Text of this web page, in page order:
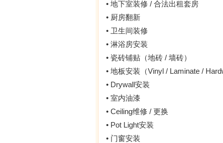
• 地下室装修 / 合法出租套房
• 厨房翻新
• 卫生间装修
• 淋浴房安装
• 瓷砖铺贴（地砖 / 墙砖）
• 地板安装（Vinyl / Laminate /
• Drywall安装
• 室内油漆
• Ceiling维修 / 更换
• Pot Light安装
• 门窗安装